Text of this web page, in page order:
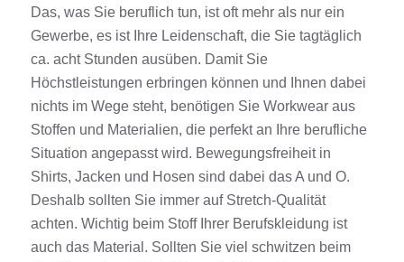
Das, was Sie beruflich tun, ist oft mehr als nur ein
Gewerbe, es ist Ihre Leidenschaft, die Sie tagtäglich
ca. acht Stunden ausüben. Damit Sie
Höchstleistungen erbringen können und Ihnen dabei
nichts im Wege steht, benötigen Sie Workwearaus
Stoffen und Materialien, die perfekt an Ihre berufliche
Situation angepasst wird. Bewegungsfreiheit in
Shirts, Jacken und Hosen sind dabei das A und O.
Deshalb sollten Sie immer auf Stretch-Qualität
achten. Wichtig beim Stoff Ihrer Berufskleidung ist
auch das Material. Sollten Sie viel schwitzen beim